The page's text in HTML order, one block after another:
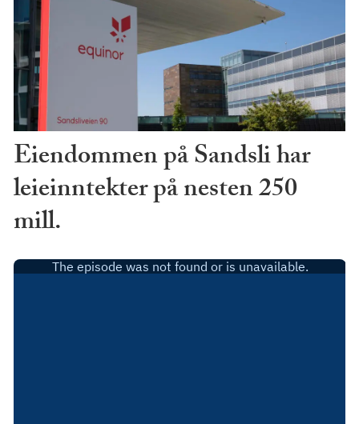
Eiendommen på Sandsli har
leieinntekter på nesten 250
mill.